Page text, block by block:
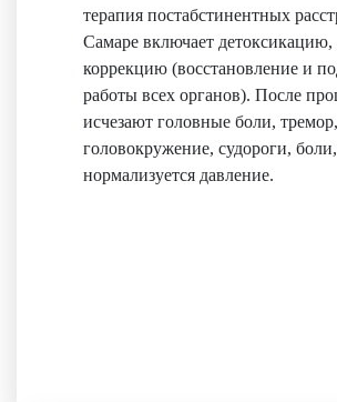
терапия постабстинентных
Самаре включает
коррекцию (восстановление и
работы всех органов). После
исчезают головные боли,
головокружение, судороги, боли,
нормализуется давление.